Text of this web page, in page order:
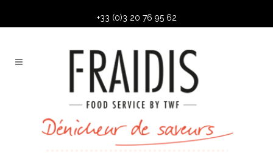
+33 (0)3 20 76 95 62